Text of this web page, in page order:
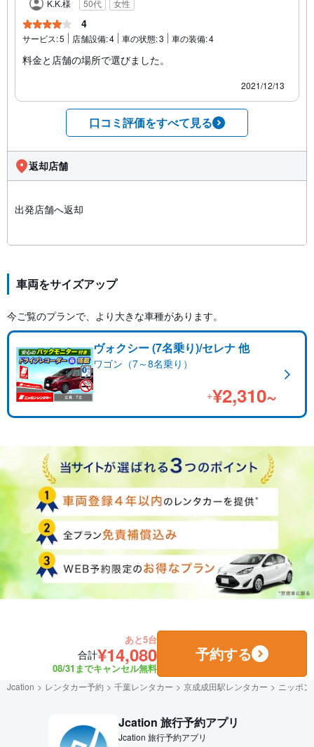
K.K.様 50代 女性
4
サービス:5 店舗設備:4 車の状態:3 車の装備:4
料金と店舗の場所で選びました。
2021/12/13
口コミ評価をすべて見る
返却店舗
出発店舗へ返却
車両をサイズアップ
今ご覧のプランで、より大きな車種があります。
ヴォクシー (7名乗り)/セレナ 他
ワゴン（7～8名乗り）
+¥2,310~
あと5台
合計¥14,080
08/31までキャンセル無料
予約する
Jcation レンタカー予約 千葉レンタカー 京成成田駅レンタカー ニッポ
Jcation 旅行予約アプリ
Jcation 旅行予約アプリ